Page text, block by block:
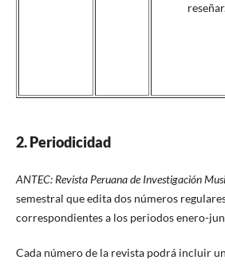
2. Periodicidad
ANTEC: Revista Peruana de Investigación
semestral que edita dos números
correspondientes a los periodos enero-
Cada número de la revista podrá incluir